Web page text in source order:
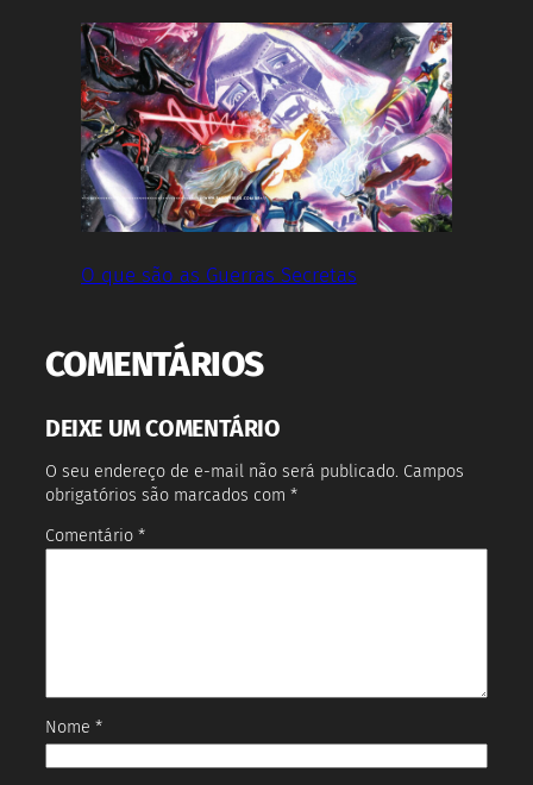
O que são as Guerras Secretas
COMENTÁRIOS
DEIXE UM COMENTÁRIO
O seu endereço de e-mail não será publicado. Campos
obrigatórios são marcados com *
Comentário *
Nome *